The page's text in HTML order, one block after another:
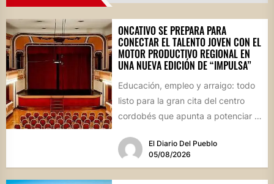
ONCATIVO SE PREPARA PARA
CONECTAR EL TALENTO JOVEN CON EL
MOTOR PRODUCTIVO REGIONAL EN
UNA NUEVA EDICIÓN DE “IMPULSA”
Educación, empleo y arraigo: todo
listo para la gran cita del centro
cordobés que apunta a potenciar el
El Diario Del Pueblo
05/08/2026